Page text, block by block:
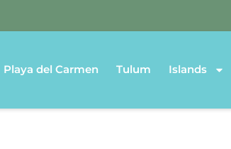
Playa del Carmen Tulum Islands